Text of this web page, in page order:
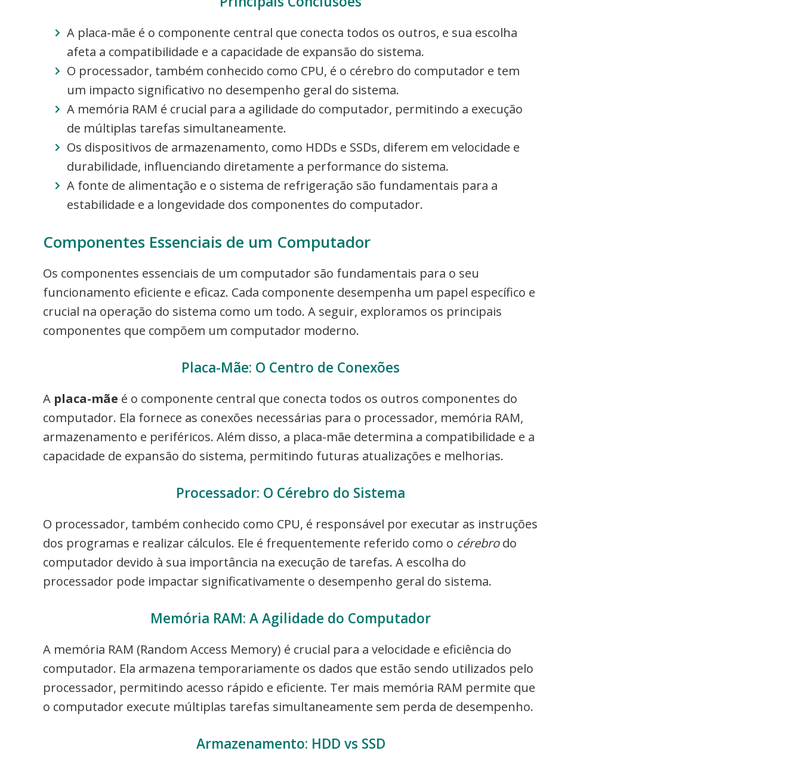
A placa-mãe é o componente central que conecta todos os outros, e sua escolha
afeta a compatibilidade e a capacidade de expansão do sistema.
O processador, também conhecido como CPU, é o cérebro do computador e tem
um impacto significativo no desempenho geral do sistema.
A memória RAM é crucial para a agilidade do computador, permitindo a execução
de múltiplas tarefas simultaneamente.
Os dispositivos de armazenamento, como HDDs e SSDs, diferem em velocidade e
durabilidade, influenciando diretamente a performance do sistema.
A fonte de alimentação e o sistema de refrigeração são fundamentais para a
estabilidade e a longevidade dos componentes do computador.
Componentes Essenciais de um Computador
Os componentes essenciais de um computador são fundamentais para o seu
funcionamento eficiente e eficaz. Cada componente desempenha um papel específico e
crucial na operação do sistema como um todo. A seguir, exploramos os principais
componentes que compõem um computador moderno.
Placa-Mãe: O Centro de Conexões
A placa-mãe é o componente central que conecta todos os outros componentes do
computador. Ela fornece as conexões necessárias para o processador, memória RAM,
armazenamento e periféricos. Além disso, a placa-mãe determina a compatibilidade e a
capacidade de expansão do sistema, permitindo futuras atualizações e melhorias.
Processador: O Cérebro do Sistema
O processador, também conhecido como CPU, é responsável por executar as instruções
dos programas e realizar cálculos. Ele é frequentemente referido como o cérebrodo
computador devido à sua importância na execução de tarefas. A escolha do
processador pode impactar significativamente o desempenho geral do sistema.
Memória RAM: A Agilidade do Computador
A memória RAM (Random Access Memory) é crucial para a velocidade e eficiência do
computador. Ela armazena temporariamente os dados que estão sendo utilizados pelo
processador, permitindo acesso rápido e eficiente. Ter mais memória RAM permite que
o computador execute múltiplas tarefas simultaneamente sem perda de desempenho.
Armazenamento: HDD vs SSD